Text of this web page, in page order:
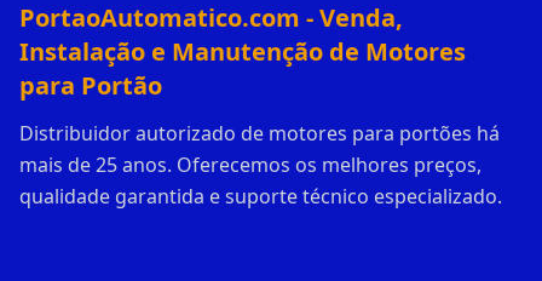
PortaoAutomatico.com - Venda,
Instalação e Manutenção de Motores
para Portão
Distribuidor autorizado de motores para portões há
mais de 25 anos. Oferecemos os melhores preços,
qualidade garantida e suporte técnico especializado.